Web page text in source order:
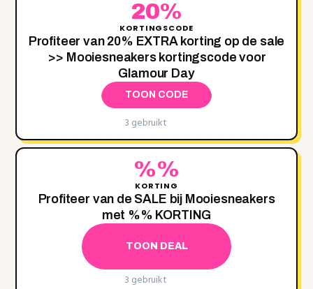
20%
KORTINGSCODE
Profiteer van 20% EXTRA korting op de sale
>> Mooiesneakers kortingscode voor
Glamour Day
TOON CODE
3 gebruikt
%%
KORTING
Profiteer van de SALE bij Mooiesneakers
met ‌%‌% KORTING
TOON DEAL
3 gebruikt